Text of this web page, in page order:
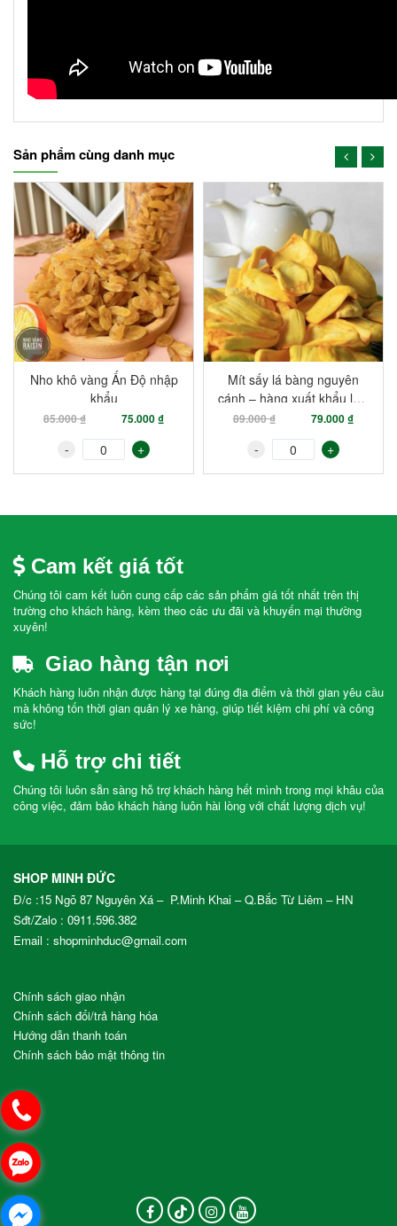
Sản phẩm cùng danh mục
-11%
Mít sấy lá bàng nguyên
cánh – hàng xuất khẩu loại
89.000 ₫ 79.000 ₫
- +
Khoai lang sấy tẩm mật
ong thơm ngon, giòn rụm
39.000 ₫
- +
Cam kết giá tốt
Chúng tôi cam kết luôn cung cấp các sản phẩm giá tốt nhất trên thị
trường cho khách hàng, kèm theo các ưu đãi và khuyến mại thường
xuyên!
Giao hàng tận nơi
Khách hàng luôn nhận được hàng tại đúng địa điểm và thời gian yêu cầu
mà không tốn thời gian quản lý xe hàng, giúp tiết kiệm chi phí và công
sức!
Hỗ trợ chi tiết
Chúng tôi luôn sẵn sàng hỗ trợ khách hàng hết mình trong mọi khâu của
công việc, đảm bảo khách hàng luôn hài lòng với chất lượng dịch vụ!
SHOP MINH ĐỨC
Đ/c :15 Ngõ 87 Nguyên Xá – P.Minh Khai – Q.Bắc Từ Liêm – HN
Sđt/Zalo : 0911.596.382
Email : shopminhduc@gmail.com
Chính sách giao nhận
Chính sách đổi/trả hàng hóa
Hướng dẫn thanh toán
Chính sách bảo mật thông tin